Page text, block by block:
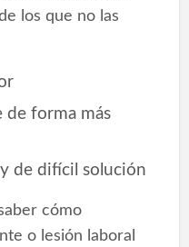
los que no las
de forma más
de difícil solución
cómo
o lesión laboral